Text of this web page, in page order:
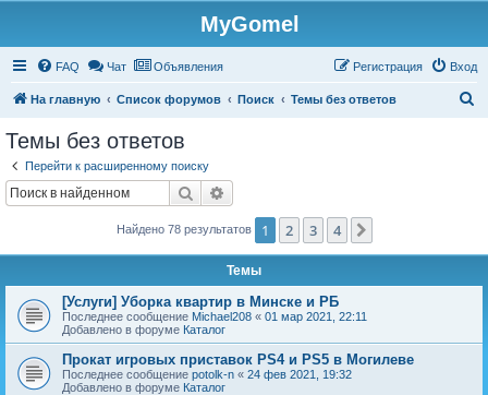
MyGomel
FAQ Чат Объявления Вход
Регистрация
На главную Список форумов Поиск Темы без ответов
Темы без ответов
Перейти к расширенному поиску
Поиск
Найдено 78 результатов 1 2 3 4
Темы
[Услуги] Уборка квартир в Минске и РБ
Последнее сообщение Michael208 « 01 мар 2021, 22:11
Добавлено в форуме Каталог
Прокат игровых приставок PS4 и PS5 в Могилеве
Последнее сообщение potolk-n « 24 фев 2021, 19:32
Добавлено в форуме Каталог